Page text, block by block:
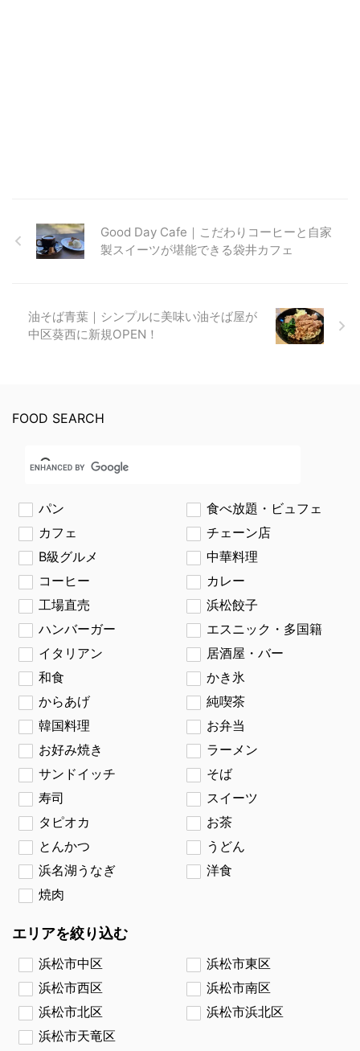
Good Day Cafe｜こだわりコーヒーと自家
製スイーツが堪能できる袋井カフェ
油そば青葉｜シンプルに美味い油そば屋が
中区葵西に新規OPEN！
FOOD SEARCH
パン
食べ放題・ビュフェ
カフェ
チェーン店
B級グルメ
中華料理
コーヒー
カレー
工場直売
浜松餃子
ハンバーガー
エスニック・多国籍
イタリアン
居酒屋・バー
和食
かき氷
からあげ
純喫茶
韓国料理
お弁当
お好み焼き
ラーメン
サンドイッチ
そば
寿司
スイーツ
タピオカ
お茶
とんかつ
うどん
浜名湖うなぎ
洋食
焼肉
エリアを絞り込む
浜松市中区
浜松市東区
浜松市西区
浜松市南区
浜松市北区
浜松市浜北区
浜松市天竜区